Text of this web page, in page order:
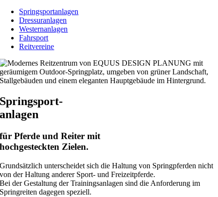
Springsportanlagen
Dressuranlagen
Westernanlagen
Fahrsport
Reitvereine
Springsport-
anlagen
für Pferde und Reiter mit
hochgesteckten Zielen.
Grundsätzlich unterscheidet sich die Haltung von Springpferden nicht
von der Haltung anderer Sport- und Freizeitpferde.
Bei der Gestaltung der Trainingsanlagen sind die Anforderung im
Springreiten dagegen speziell.